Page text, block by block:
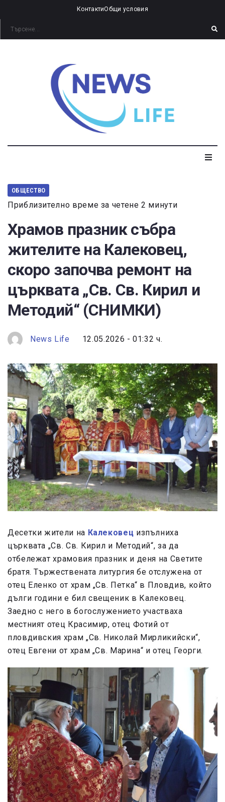
КонтактиОбщи условия
ОБЩЕСТВО
Приблизително време за четене 2 минути
Храмов празник събра
жителите на Калековец,
скоро започва ремонт на
църквата „Св. Св. Кирил и
Методий“ (СНИМКИ)
News Life 12.05.2026 - 01:32 ч.
Десетки жители на Калековец изпълниха
църквата „Св. Св. Кирил и Методий“, за да
отбележат храмовия празник и деня на Светите
братя. Тържествената литургия бе отслужена от
отец Еленко от храм „Св. Петка“ в Пловдив, който
дълги години е бил свещеник в Калековец.
Заедно с него в богослужението участваха
местният отец Красимир, отец Фотий от
пловдивския храм „Св. Николай Мирликийски“,
отец Евгени от храм „Св. Марина“ и отец Георги.